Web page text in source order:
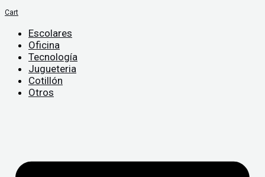
Cart
Escolares
Oficina
Tecnología
Jugueteria
Cotillón
Otros